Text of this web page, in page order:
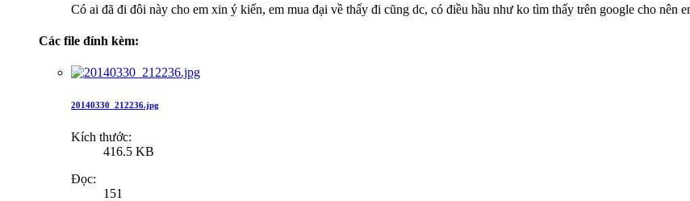
Có ai đã đi đôi này cho em xin ý kiến, em mua đại về thấy đi cũng dc, có điều hầu như ko tìm thấy trên google cho nên
Các file đính kèm:
20140330_212236.jpg
Kích thước:
416.5 KB
Đọc:
151